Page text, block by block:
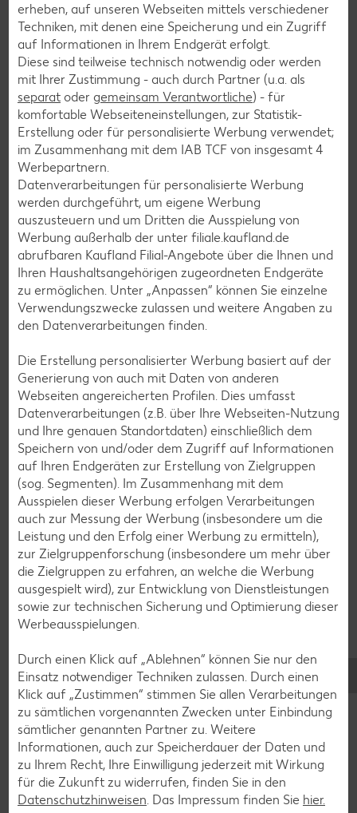
Burger-Rezepte
Pizza-Rezepte
Pasta-Rezepte
Sushi-Rezepte
Raclette-Rezepte
Flammkuchen-Rezepte
Frühstücksrezepte
Salat-Rezepte
Spargel-Rezepte
Fleisch-Rezepte
Fisch-Rezepte
Lamm-Rezepte
Grill-Rezepte
Muffin-Rezepte
Apfelkuchen-Rezepte
Schokokuchen-Rezepte
Torten-Rezepte
Eis-Rezepte
Pfannkuchen-Rezepte
Plätzchen-Rezepte
Smoothie-Rezepte
Bowle-Rezepte
Cocktail-Rezepte
Avocado-Rezepte
Erdbeer-Rezepte
Blaubeer-Rezepte
erheben, auf unseren Webseiten mittels verschiedener
Techniken, mit denen eine Speicherung und ein Zugriff
auf Informationen in Ihrem Endgerät erfolgt.
Diese sind teilweise technisch notwendig oder werden
mit Ihrer Zustimmung - auch durch Partner (u.a. als
separat oder gemeinsam Verantwortliche) - für
komfortable Webseiteneinstellungen, zur Statistik-
Erstellung oder für personalisierte Werbung verwendet;
im Zusammenhang mit dem IAB TCF von insgesamt 4
Werbepartnern.
Datenverarbeitungen für personalisierte Werbung
werden durchgeführt, um eigene Werbung
auszusteuern und um Dritten die Ausspielung von
Werbung außerhalb der unter filiale.kaufland.de
abrufbaren Kaufland Filial-Angebote über die Ihnen und
Ihren Haushaltsangehörigen zugeordneten Endgeräte
zu ermöglichen. Unter „Anpassen“ können Sie einzelne
Verwendungszwecke zulassen und weitere Angaben zu
den Datenverarbeitungen finden.
Die Erstellung personalisierter Werbung basiert auf der
Generierung von auch mit Daten von anderen
Webseiten angereicherten Profilen. Dies umfasst
Datenverarbeitungen (z.B. über Ihre Webseiten-Nutzung
und Ihre genauen Standortdaten) einschließlich dem
Speichern von und/oder dem Zugriff auf Informationen
auf Ihren Endgeräten zur Erstellung von Zielgruppen
(sog. Segmenten). Im Zusammenhang mit dem
Ausspielen dieser Werbung erfolgen Verarbeitungen
auch zur Messung der Werbung (insbesondere um die
Leistung und den Erfolg einer Werbung zu ermitteln),
zur Zielgruppenforschung (insbesondere um mehr über
die Zielgruppen zu erfahren, an welche die Werbung
ausgespielt wird), zur Entwicklung von Dienstleistungen
sowie zur technischen Sicherung und Optimierung dieser
Werbeausspielungen.
Durch einen Klick auf „Ablehnen“ können Sie nur den
Einsatz notwendiger Techniken zulassen. Durch einen
Klick auf „Zustimmen“ stimmen Sie allen Verarbeitungen
zu sämtlichen vorgenannten Zwecken unter Einbindung
sämtlicher genannten Partner zu. Weitere
Informationen, auch zur Speicherdauer der Daten und
zu Ihrem Recht, Ihre Einwilligung jederzeit mit Wirkung
für die Zukunft zu widerrufen, finden Sie in den
Datenschutzhinweisen . Das Impressum finden Sie hier.